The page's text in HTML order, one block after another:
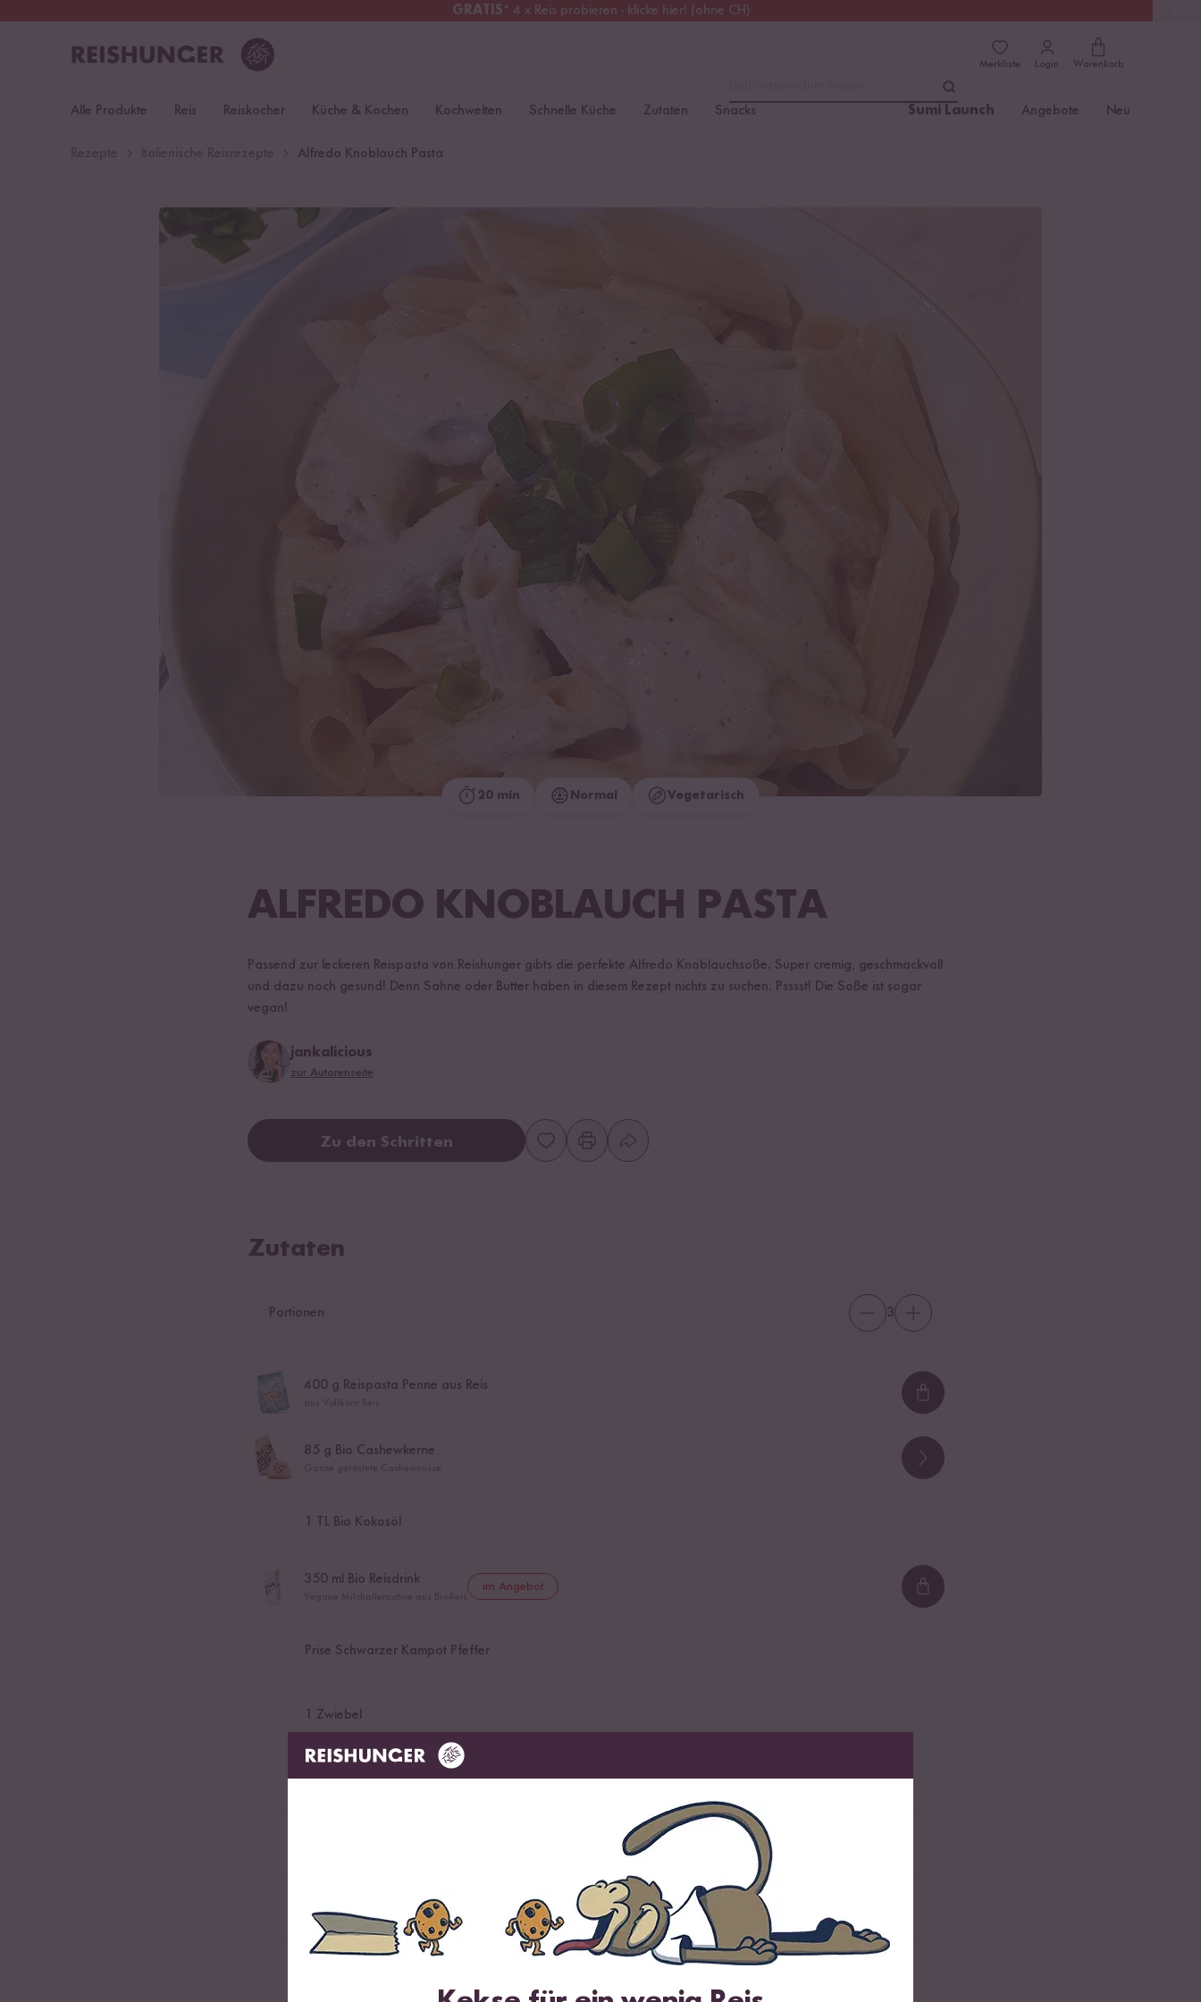
GRATIS* 4 x Reis probieren - klicke hier! (ohne CH)
Alle Zölle & Steuern inklusive
Merkliste Login Warenkorb
Alle Produkte Reis Reiskocher Küche & Kochen Kochwelten Schnelle Küche Zutaten Snacks Sumi Launch Angebote Neu
Alfredo Knoblauch Pasta
20 min Normal Vegetarisch
ALFREDO KNOBLAUCH PASTA
Passend zur leckeren Reispasta von Reishunger gibts die perfekte Alfredo Knoblauchsoße. Super cremig, geschmackvoll
und dazu noch gesund! Denn Sahne oder Butter haben in diesem Rezept nichts zu suchen. Psssst! Die Soße ist sogar
vegan!
jankalicious
zur Autorenseite
Zu den Schritten
Zutaten
Portionen 3
400g Reispasta Penne aus Reis
Loading...
85 g Bio Cashewkerne
1 TL Bio Kokosöl
350ml Bio Reisdrink im Angebot
Loading...
Prise Schwarzer Kampot Pfeffer
1 Zwiebel
4Knoblauchzehen